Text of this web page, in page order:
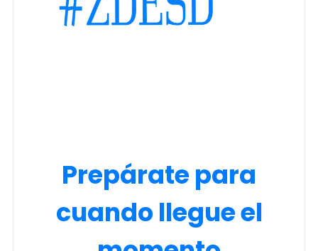
Prepárate para
cuando llegue el